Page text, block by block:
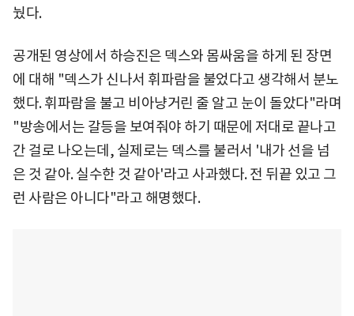
눴다.
공개된 영상에서 하승진은 덱스와 몸싸움을 하게 된 장면
에 대해 "덱스가 신나서 휘파람을 불었다고 생각해서 분노
했다. 휘파람을 불고 비아냥거린 줄 알고 눈이 돌았다"라며
"방송에서는 갈등을 보여줘야 하기 때문에 저대로 끝나고
간 걸로 나오는데, 실제로는 덱스를 불러서 '내가 선을 넘
은 것 같아. 실수한 것 같아'라고 사과했다. 전 뒤끝 있고 그
런 사람은 아니다"라고 해명했다.